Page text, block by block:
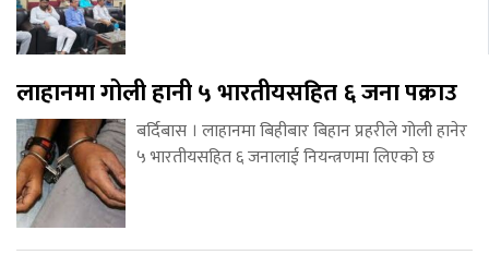
लाहानमा गोली हानी ५ भारतीयसहित ६ जना पक्राउ
बर्दिबास । लाहानमा बिहीबार बिहान प्रहरीले गोली हानेर
५ भारतीयसहित ६ जनालाई नियन्त्रणमा लिएको छ